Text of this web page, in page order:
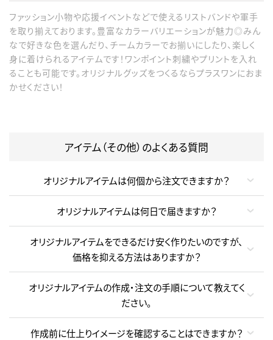
ファッション小物や応援イベントなどで使えるリストバンドや軍手
を取り揃えております。豊富なカラーバリエーションが魅力◎みん
なで好きな色を選んだり、チームカラーでお揃いにしたり、楽しく
身に着けられるアイテムです！ワンポイント刺繍やプリントを入れ
ることも可能です。オリジナルグッズをつくるならプラスワンにおま
かせください！
アイテム（その他）のよくある質問
オリジナルアイテムは何個から注文できますか？
オリジナルアイテムは何日で届きますか？
オリジナルアイテムをできるだけ安く作りたいのですが、
価格を抑える方法はありますか？
オリジナルアイテムの作成・注文の手順について教えてく
ださい。
作成前に仕上りイメージを確認することはできますか？